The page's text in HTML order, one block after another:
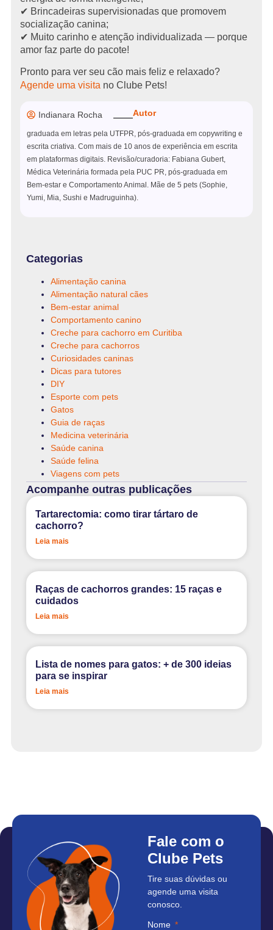
✔ Brincadeiras supervisionadas que promovem
socialização canina;
✔ Muito carinho e atenção individualizada — porque
amor faz parte do pacote!
Pronto para ver seu cão mais feliz e relaxado?
Agende uma visita no Clube Pets!
Indianara Rocha Autor
graduada em letras pela UTFPR, pós-graduada em copywriting e
escrita criativa. Com mais de 10 anos de experiência em escrita
em plataformas digitais. Revisão/curadoria: Fabiana Gubert,
Médica Veterinária formada pela PUC PR, pós-graduada em
Bem-estar e Comportamento Animal. Mãe de 5 pets (Sophie,
Yumi, Mia, Sushi e Madruguinha).
Categorias
Alimentação canina
Alimentação natural cães
Bem-estar animal
Comportamento canino
Creche para cachorro em Curitiba
Creche para cachorros
Curiosidades caninas
Dicas para tutores
DIY
Esporte com pets
Gatos
Guia de raças
Medicina veterinária
Saúde canina
Saúde felina
Viagens com pets
Acompanhe outras publicações
Tartarectomia: como tirar tártaro de
cachorro?
Leia mais
Raças de cachorros grandes: 15 raças e
cuidados
Leia mais
Lista de nomes para gatos: + de 300 ideias
para se inspirar
Leia mais
Fale com o
Clube Pets
Tire suas dúvidas ou
agende uma visita
conosco.
Nome